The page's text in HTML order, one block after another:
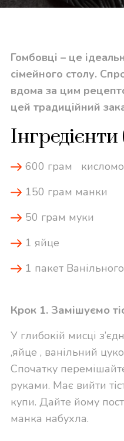
Гомбовці – це
сімейного столу.
вдома за цим
цей традиційний
600 грам
150 грам манки
50 грам муки
1 яйце
1 пакет
Крок 1. Замішуємо
У глибокій мисці
,яйце , ванільний
Спочатку
руками. Має вийти
купи. Дайте йому
манка набухла.